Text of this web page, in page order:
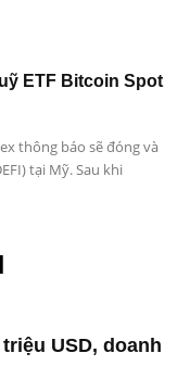
ETF Bitcoin Spot
thông báo sẽ đóng và
tại Mỹ. Sau khi
USD, doanh